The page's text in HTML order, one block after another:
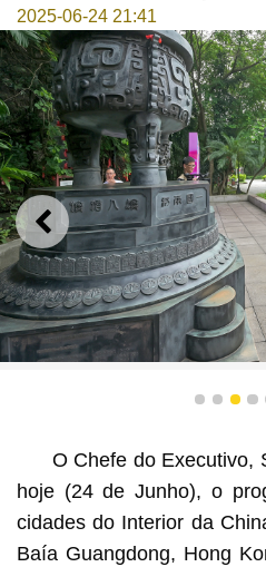
2025-06-24 21:41
ANTERIOR
natural de Dinghushan,
1 2 3 4
O Chefe do Executivo,
hoje (24 de Junho), o
cidades do Interior da
Baía Guangdong, Hong